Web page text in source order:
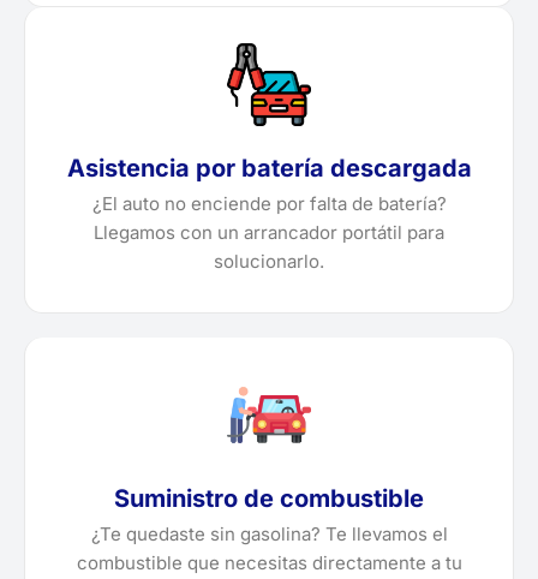
Asistencia por batería descargada
¿El auto no enciende por falta de batería?
Llegamos con un arrancador portátil para
solucionarlo.
Suministro de combustible
¿Te quedaste sin gasolina? Te llevamos el
combustible que necesitas directamente a tu